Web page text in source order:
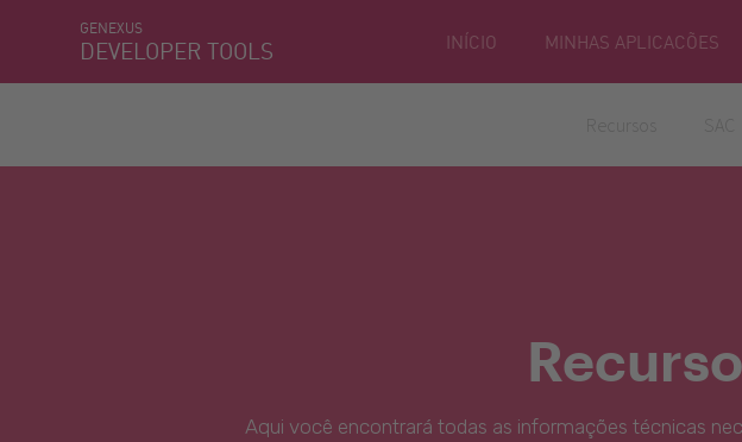
GENEXUS
DEVELOPER TOOLS INÍCIO MINHAS APLICACÕES
Aqui você encontrará todas as informações técnicas